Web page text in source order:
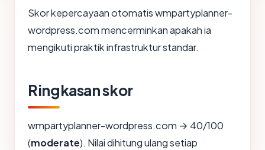
Skor kepercayaan otomatis wmpartyplanner-
wordpress.com mencerminkan apakah ia
mengikuti praktik infrastruktur standar.
Ringkasan skor
wmpartyplanner-wordpress.com → 40/100
(moderate). Nilai dihitung ulang setiap